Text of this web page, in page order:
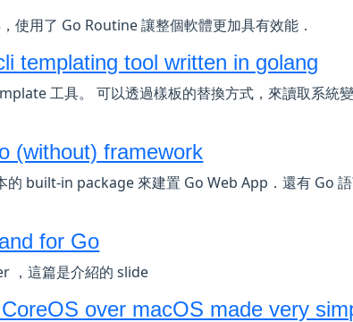
使用了 Go Routine 讓整個軟體更加具有效能．
templating tool written in golang
工具。 可以透過樣板的替換方式，來讀取系統
(without) framework
built-in package 來建置 Go Web App．還有 Go
for Go
，這篇是介紹的 slide
over macOS made very